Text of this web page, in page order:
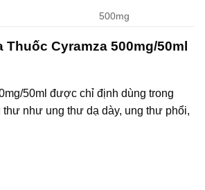
500mg
Cyramza 500mg/50ml
50ml được chỉ định dùng trong
thư như ung thư dạ dày, ung thư phổi,